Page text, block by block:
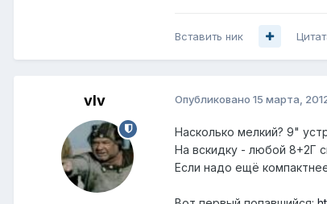
Вставить ник
vIv Опубликовано 15 марта,
Насколько мелкий? 9"
На вскидку - любой 8+2Г
Если надо ещё